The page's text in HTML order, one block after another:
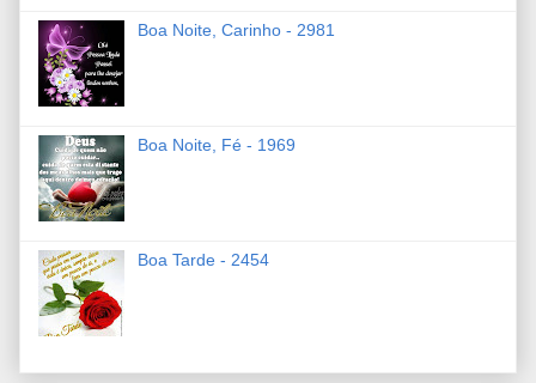
Boa Noite, Carinho - 2981
Boa Noite, Fé - 1969
Boa Tarde - 2454